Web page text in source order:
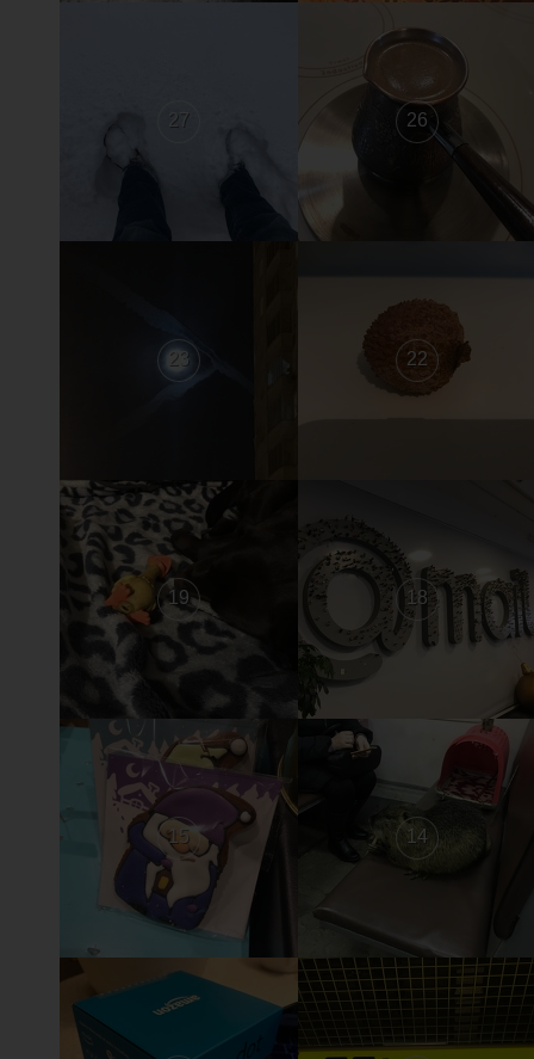
27 26
23 22
19 18
15 14